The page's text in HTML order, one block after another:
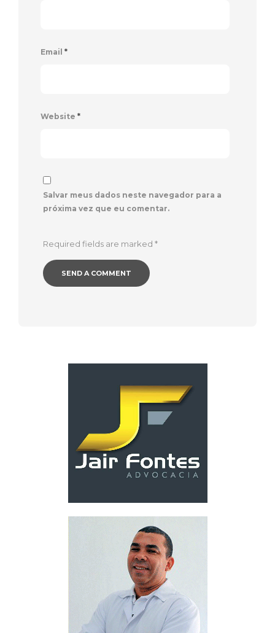
Email *
Website *
Salvar meus dados neste navegador para a
próxima vez que eu comentar.
Required fields are marked *